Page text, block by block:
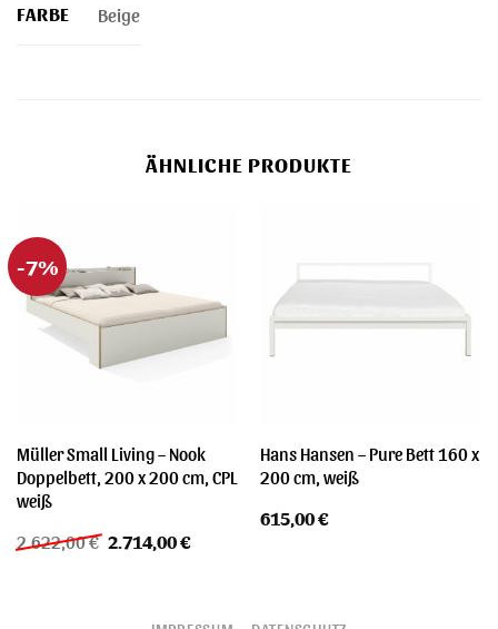
FARBE Beige
ÄHNLICHE PRODUKTE
-7%
Müller Small Living – Nook
Doppelbett, 200 x 200 cm, CPL
weiß
2.622,00€ Ursprünglicher
2.714,00€Aktueller
Hans Hansen – Pure Bett 160 x
200 cm, weiß
615,00€